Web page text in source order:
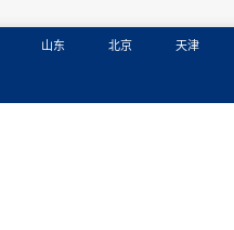
山东 北京 天津